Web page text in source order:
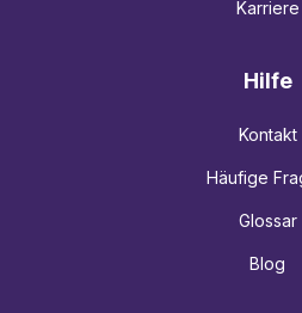
Karriere
Hilfe
Kontakt
Häufige
Glossar
Blog